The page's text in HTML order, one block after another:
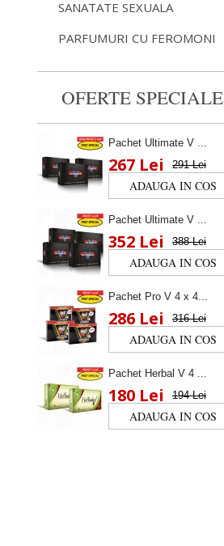
SANATATE SEXUALA
PARFUMURI CU FEROMONI
OFERTE SPECIALE
Pachet Ultimate V ...
267 Lei 291 Lei
Pachet Ultimate V ...
352 Lei 388 Lei
Pachet Pro V 4 x 4...
286 Lei 316 Lei
Pachet Herbal V 4 ...
180 Lei 194 Lei